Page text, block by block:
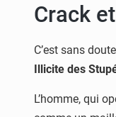
Crack
C’est sans
Illicite des
L’homme, qui